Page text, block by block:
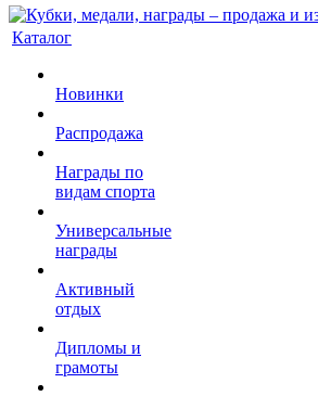
Каталог
Новинки
Распродажа
Награды по
видам спорта
Универсальные
награды
Активный
отдых
Дипломы и
грамоты